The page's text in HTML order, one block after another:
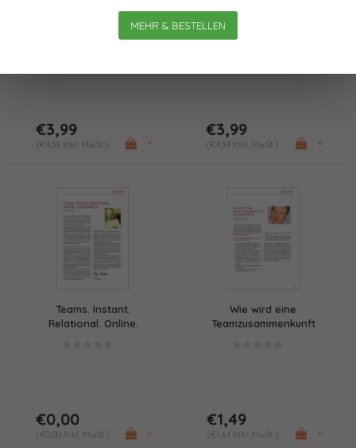
MEHR & BESTELLEN
Coaching Eine einfache
€3,99
(€4,39 Inkl. MwSt.) +
auf die Instant-Online-
€3,99
(€4,39 Inkl. MwSt.) +
Teams. Instant.
Relational. Online.
€0,00
(€0,00 Inkl. MwSt.) +
Wie wird eine
Teamzusammenkunft
€1,49
(€1,64 Inkl. MwSt.) +